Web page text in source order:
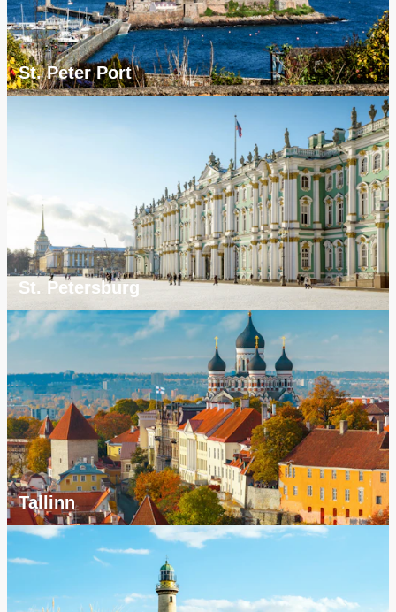
St. Peter Port
St. Petersburg
Tallinn